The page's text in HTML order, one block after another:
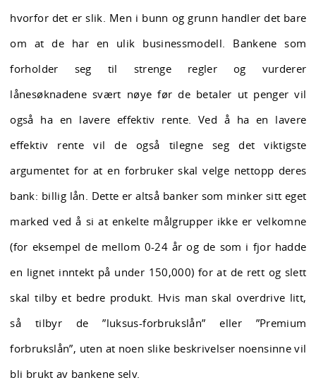
hvorfor det er slik. Men i bunn og grunn handler det bare
om at de har en ulik businessmodell. Bankene som
forholder seg til strenge regler og vurderer
lånesøknadene svært nøye før de betaler ut penger vil
også ha en lavere effektiv rente. Ved å ha en lavere
effektiv rente vil de også tilegne seg det viktigste
argumentet for at en forbruker skal velge nettopp deres
bank: billig lån. Dette er altså banker som minker sitt eget
marked ved å si at enkelte målgrupper ikke er velkomne
(for eksempel de mellom 0-24 år og de som i fjor hadde
en lignet inntekt på under 150,000) for at de rett og slett
skal tilby et bedre produkt. Hvis man skal overdrive litt,
så tilbyr de ”luksus-forbrukslån” eller ”Premium
forbrukslån”, uten at noen slike beskrivelser noensinne vil
bli brukt av bankene selv.